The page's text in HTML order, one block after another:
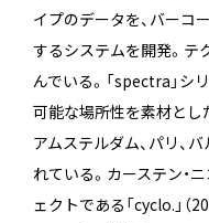
イプのデータを、バーコ
するシステムを開発。テ
んでいる。「spectra」シ
可能な場所性を素材とし
アムステルダム、パリ、
れている。カーステン・
ェクトである「cyclo.」（